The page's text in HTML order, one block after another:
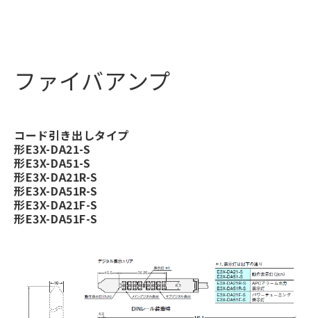
ファイバアンプ
コード引き出しタイプ
形E3X-DA21-S
形E3X-DA51-S
形E3X-DA21R-S
形E3X-DA51R-S
形E3X-DA21F-S
形E3X-DA51F-S